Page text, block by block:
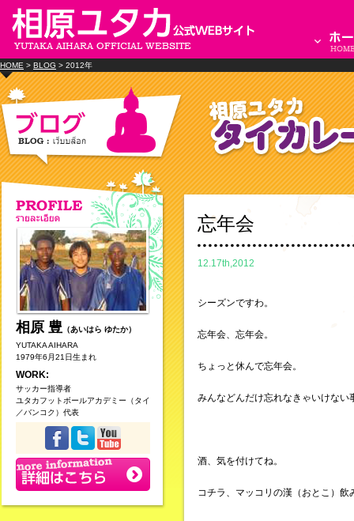
HOME > BLOG > 2012年
相原 豊 （あいはら ゆたか）
YUTAKA AIHARA
1979年6月21日生まれ
WORK:
サッカー指導者
ユタカフットボールアカデミー（タイ
／バンコク）代表
忘年会
12.17th,2012
シーズンですわ。
忘年会、忘年会。
ちょっと休んで忘年会。
みんなどんだけ忘れなきゃいけな
酒、気を付けてね。
コチラ、マッコリの漢（おとこ）飲